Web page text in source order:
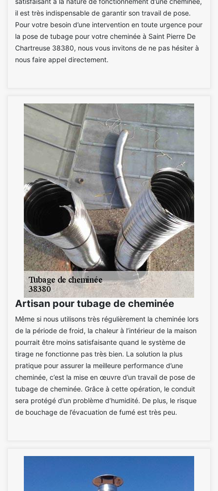
il est très indispensable de garantir son travail de pose.
Pour votre besoin d’une intervention en toute urgence pour
la pose de tubage pour votre cheminée à Saint Pierre De
Chartreuse 38380, nous vous invitons de ne pas hésiter à
nous faire appel directement.
Artisan pour tubage de cheminée
Même si nous utilisons très régulièrement la cheminée lors
de la période de froid, la chaleur à l’intérieur de la maison
pourrait être moins satisfaisante quand le système de
tirage ne fonctionne pas très bien. La solution la plus
pratique pour assurer la meilleure performance d’une
cheminée, c’est la mise en œuvre d’un travail de pose de
tubage de cheminée. Grâce à cette opération, le conduit
sera protégé d’un problème d’humidité. De plus, le risque
de bouchage de l’évacuation de fumé est très peu.